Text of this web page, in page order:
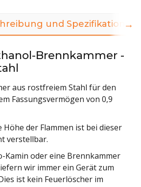
und Spezifikationen
Brennkammer -
aus rostfreiem Stahl für den
Fassungsvermögen von 0,9
Höhe der Flammen ist bei dieser
verstellbar.
Kamin oder eine Brennkammer
wir immer ein Gerät zum
ist kein Feuerlöscher im
→